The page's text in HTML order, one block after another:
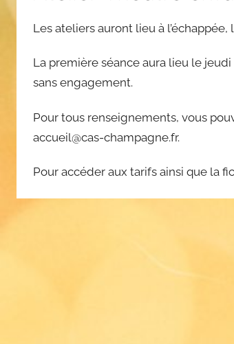
Les ateliers auront lieu à
La première séance aura lieu le
sans engagement.
Pour tous renseignements, vous
accueil@cas-champagne.fr.
Pour accéder aux tarifs ainsi que la